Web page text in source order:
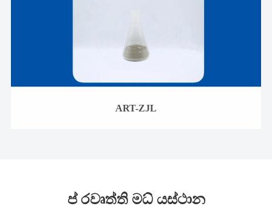
ART-ZJL
ප් රවෘත්ති මධ් යස්ථාන